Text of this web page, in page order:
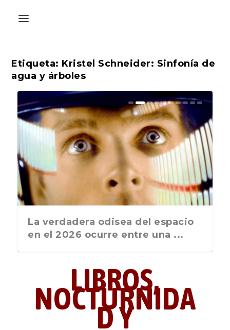
Etiqueta: Kristel Schneider: Sinfonía de
agua y árboles
La última postal de la temporada
nos recuerda que nos vamos ...
odisea del espacio
ocurre entre una ...
ABC Cultural
Liber 2026 al
LIBROS,
NOCTURNIDA
D Y